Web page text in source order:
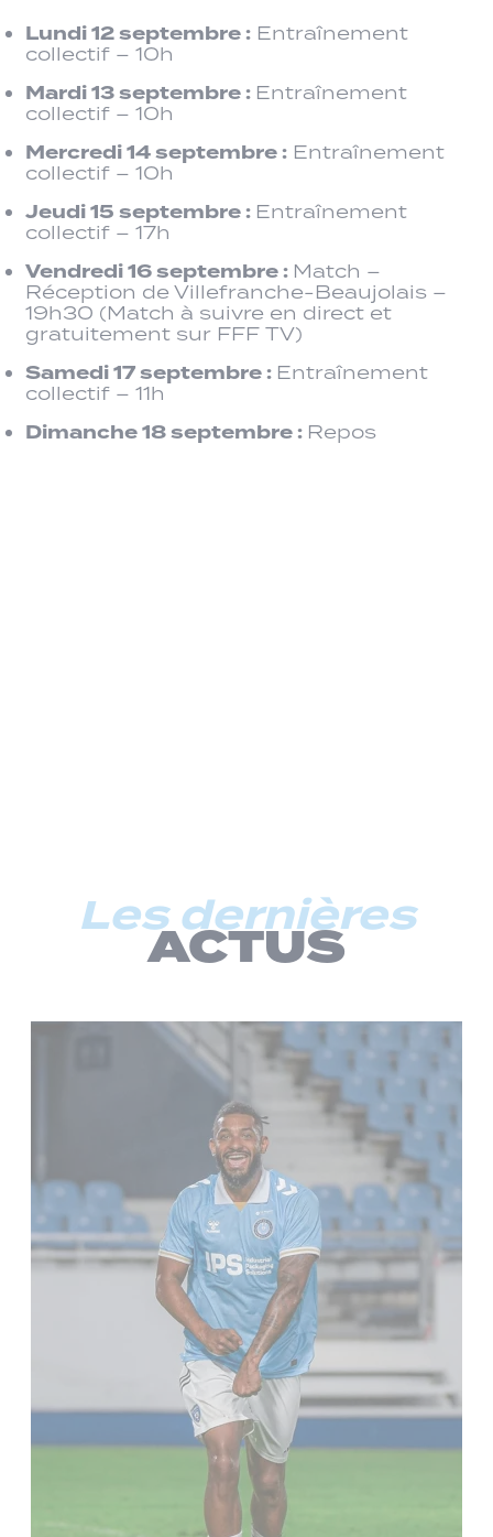
Lundi 12 septembre : Entraînement
collectif – 10h
Mardi 13 septembre : Entraînement
collectif – 10h
Mercredi 14 septembre : Entraînement
collectif – 10h
Jeudi 15 septembre : Entraînement
collectif – 17h
Vendredi 16 septembre : Match –
Réception de Villefranche-Beaujolais –
19h30 (Match à suivre en direct et
gratuitement sur FFF TV)
Samedi 17 septembre : Entraînement
collectif – 11h
Dimanche 18 septembre : Repos
Les dernières
ACTUS